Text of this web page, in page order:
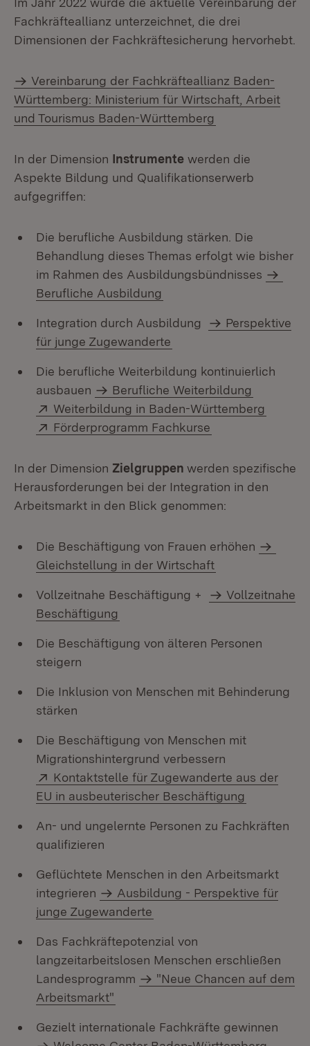
Fachkräfteallianz unterzeichnet, die drei
Dimensionen der Fachkräftesicherung hervorhebt.
Vereinbarung der Fachkräfteallianz Baden-
Württemberg: Ministerium für Wirtschaft, Arbeit
und Tourismus Baden-Württemberg
In der Dimension Instrumente werden die
Aspekte Bildung und Qualifikationserwerb
aufgegriffen:
Die berufliche Ausbildung stärken. Die
Behandlung dieses Themas erfolgt wie bisher
im Rahmen des Ausbildungsbündnisses
Berufliche Ausbildung
Integration durch Ausbildung
Perspektive
für junge Zugewanderte
Die berufliche Weiterbildung kontinuierlich
ausbauen
Berufliche Weiterbildung
Extern:
Weiterbildung in Baden-Württemberg
Extern:
Förderprogramm Fachkurse
In der Dimension Zielgruppen werden spezifische
Herausforderungen bei der Integration in den
Arbeitsmarkt in den Blick genommen:
Die Beschäftigung von Frauen erhöhen
Gleichstellung in der Wirtschaft
Vollzeitnahe Beschäftigung +
Vollzeitnahe
Beschäftigung
Die Beschäftigung von älteren Personen
steigern
Die Inklusion von Menschen mit Behinderung
stärken
Die Beschäftigung von Menschen mit
Migrationshintergrund verbessern
Extern:
Kontaktstelle für Zugewanderte aus der
EU in ausbeuterischer Beschäftigung
An- und ungelernte Personen zu Fachkräften
qualifizieren
Geflüchtete Menschen in den Arbeitsmarkt
integrieren
Ausbildung - Perspektive für
junge Zugewanderte
Das Fachkräftepotenzial von
langzeitarbeitslosen Menschen erschließen
Landesprogramm
"Neue Chancen auf dem
Arbeitsmarkt"
Gezielt internationale Fachkräfte gewinnen